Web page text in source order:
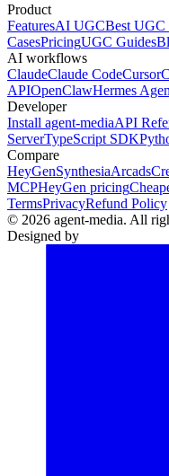
Product
FeaturesAI UGCBest UGC
CasesPricingUGC Guides
AI workflows
ClaudeClaude CodeCursor
APIOpenClawHermes
Developer
Install agent-mediaAPI
ServerTypeScript SDK
Compare
HeyGenSynthesiaArcads
MCPHeyGen pricing
TermsPrivacyRefund Policy
© 2026 agent-media. All
Designed by